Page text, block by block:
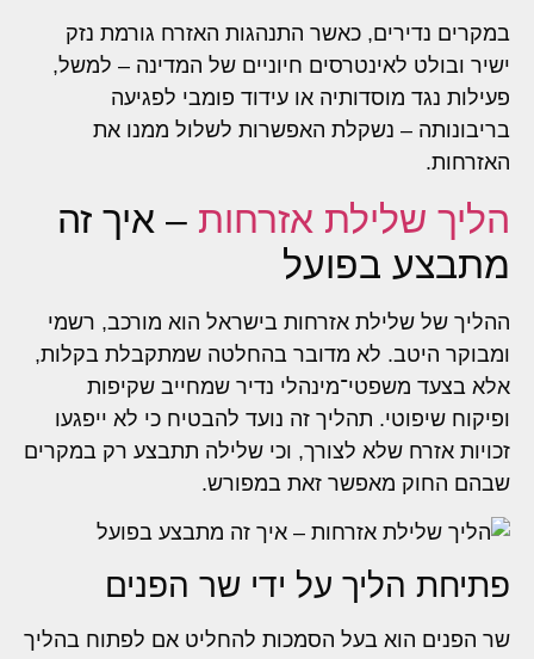
במקרים נדירים, כאשר התנהגות האזרח גורמת נזק
ישיר ובולט לאינטרסים חיוניים של המדינה – למשל,
פעילות נגד מוסדותיה או עידוד פומבי לפגיעה
בריבונותה – נשקלת האפשרות לשלול ממנו את
האזרחות.
הליך שלילת אזרחות – איך זה
מתבצע בפועל
ההליך של שלילת אזרחות בישראל הוא מורכב, רשמי
ומבוקר היטב. לא מדובר בהחלטה שמתקבלת בקלות,
אלא בצעד משפטי־מינהלי נדיר שמחייב שקיפות
ופיקוח שיפוטי. תהליך זה נועד להבטיח כי לא ייפגעו
זכויות אזרח שלא לצורך, וכי שלילה תתבצע רק במקרים
שבהם החוק מאפשר זאת במפורש.
פתיחת הליך על ידי שר הפנים
שר הפנים הוא בעל הסמכות להחליט אם לפתוח בהליך